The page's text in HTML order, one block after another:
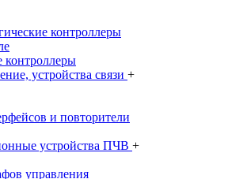
контроллеры
контроллеры
устройства связи +
и повторители
устройства ПЧВ +
управления